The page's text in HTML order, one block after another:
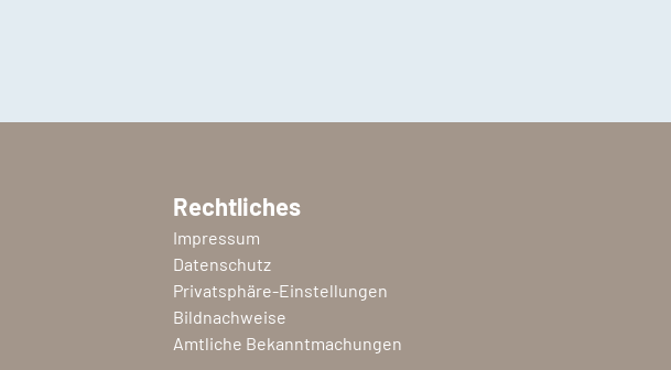
Rechtliches
Impressum
Datenschutz
Privatsphäre-Einstellungen
Bildnachweise
Amtliche Bekanntmachungen